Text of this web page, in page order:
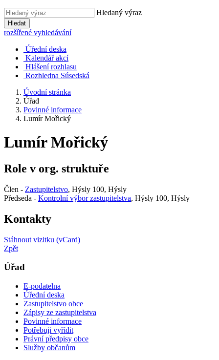
Hledaný výraz
Hledat
rozšířené vyhledávání
Úřední deska
Kalendář akcí
Hlášení rozhlasu
Rozhledna Súsedská
Úvodní stránka
Úřad
Povinné informace
Lumír Mořický
Lumír Mořický
Role v org. struktuře
Člen - Zastupitelstvo, Hýsly 100, Hýsly
Předseda - Kontrolní výbor zastupitelstva, Hýsly 100, Hýsly
Kontakty
Stáhnout vizitku (vCard)
Zpět
Úřad
E-podatelna
Úřední deska
Zastupitelstvo obce
Zápisy ze zastupitelstva
Povinné informace
Potřebuji vyřídit
Právní předpisy obce
Služby občanům